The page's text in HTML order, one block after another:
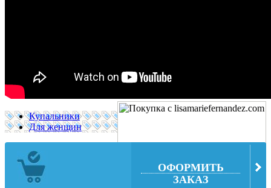
Купальники
Для женщин
ОФОРМИТЬ
ЗАКАЗ